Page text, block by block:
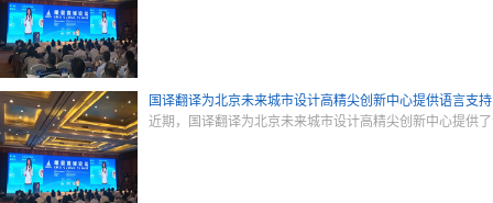
国译翻译为北京未来城市设计高精尖创新中心提供语言支持
近期，国译翻译为北京未来城市设计高精尖创新中心提供